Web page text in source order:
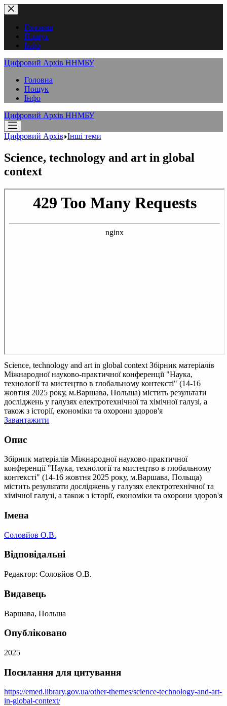
Перейти
до
вмістуГоловна
Пошук
Інфо
Цифровий Архів ННМБУ
Головна
Пошук
Інфо
Цифровий Архів ННМБУ
Цифровий Архів Інші теми
Science, technology and art in global
context
Science, technology and art in global context Збірник матеріалів
Міжнародної науково-практичної конференції "Наука,
технології та мистецтво в глобальному контексті" (14-16
жовтня 2025 року, м.Варшава, Польща) містить результати
досліджень у галузях електротехнічної та хімічної галузі, а
також з історії, економіки та охорони здоров'я
Завантажити
Опис
Збірник матеріалів Міжнародної науково-практичної
конференції "Наука, технології та мистецтво в глобальному
контексті" (14-16 жовтня 2025 року, м.Варшава, Польща)
містить результати досліджень у галузях електротехнічної та
хімічної галузі, а також з історії, економіки та охорони здоров'я
Імена
Соловйов О.В.
Відповідальні
Редактор: Соловйов О.В.
Видавець
Варшава, Польша
Опубліковано
2025
Посилання для цитування
https://emed.library.gov.ua/other-themes/science-technology-and-art-
in-global-context/